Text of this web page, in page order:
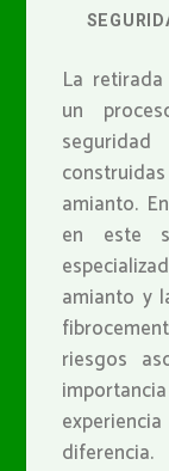
La
un
amianto.
en este
amianto y
riesgos
diferencia.